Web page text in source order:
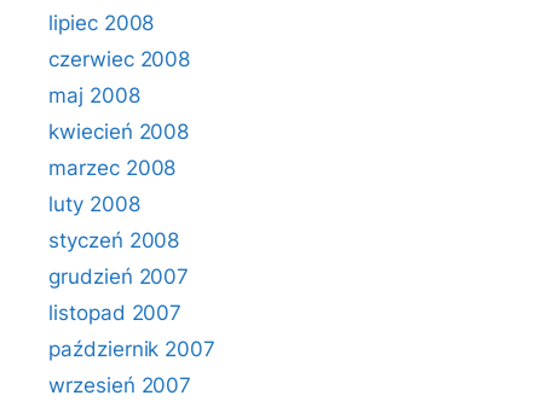
lipiec 2008
czerwiec 2008
maj 2008
kwiecień 2008
marzec 2008
luty 2008
styczeń 2008
grudzień 2007
listopad 2007
październik 2007
wrzesień 2007